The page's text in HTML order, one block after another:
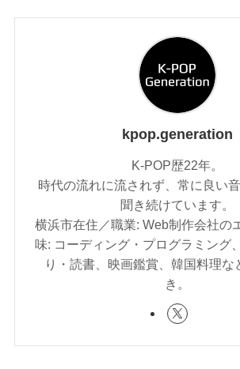
kpop.generation
K-POP歴22年。
時代の流れに流されず、常に良い音
聞き続けています。
横浜市在住／職業: Web制作会社の
味: コーディング・プログラミング
り・読書、映画鑑賞、韓国料理な
き。